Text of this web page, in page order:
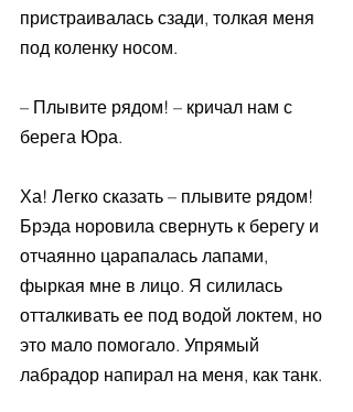
пристраивалась сзади, толкая меня
под коленку носом.
– Плывите рядом! – кричал нам с
берега Юра.
Ха! Легко сказать – плывите рядом!
Брэда норовила свернуть к берегу и
отчаянно царапалась лапами,
фыркая мне в лицо. Я силилась
отталкивать ее под водой локтем, но
это мало помогало. Упрямый
лабрадор напирал на меня, как танк.